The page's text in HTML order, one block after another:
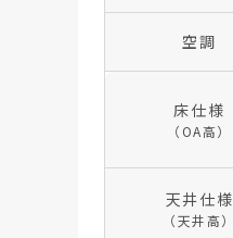
空調
床仕様
（OA高）
天井仕様
（天井高）